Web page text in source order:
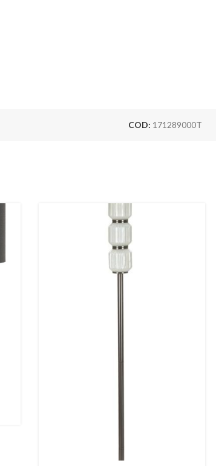
COD: 171289000T